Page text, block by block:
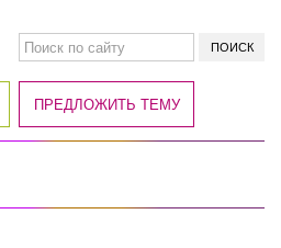
ПРЕДЛОЖИТЬ ТЕМУ